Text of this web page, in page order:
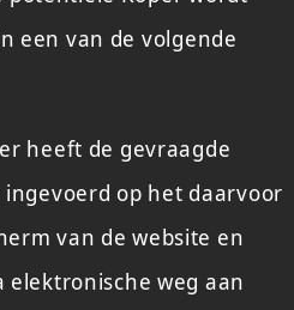
een van de volgende
heeft de gevraagde
op het daarvoor
van de website en
elektronische weg aan